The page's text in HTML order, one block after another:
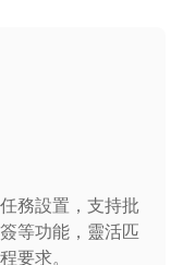
務設置，支持批
等功能，靈活匹
要求。